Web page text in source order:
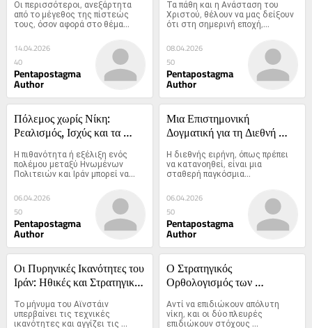
Οι περισσότεροι, ανεξάρτητα
από το μέγεθος της πίστεώς
τους, όσον αφορά στο θέμα...
14.04.2026
40
Pentapostagma
Author
Τα πάθη και η Ανάσταση του
Χριστού, θέλουν να μας δείξουν
ότι στη σημερινή εποχή,...
08.04.2026
50
Pentapostagma
Author
Πόλεμος χωρίς Νίκη:
Ρεαλισμός, Ισχύς και τα
Σύγκρουση Ηνωμένες
Πολιτείες – Ιράν
Η πιθανότητα ή εξέλιξη ενός
πολέμου μεταξύ Ηνωμένων
Πολιτειών και Ιράν μπορεί να...
06.04.2026
50
Pentapostagma
Author
Μια Επιστημονική
Δογματική για τη Διεθνή
Αστάθεια στην Παγκόσμια
Ασφάλεια της Πυρηνικής
Η διεθνής ειρήνη, όπως πρέπει
να κατανοηθεί, είναι μια
σταθερή παγκόσμια...
06.04.2026
50
Pentapostagma
Author
Οι Πυρηνικές Ικανότητες του
Ιράν: Ηθικές και Στρατηγικές
Παγκόσμια Ασφάλεια
Το μήνυμα του Αϊνστάιν
υπερβαίνει τις τεχνικές
ικανότητες και αγγίζει τις
Ο Στρατηγικός
Ορθολογισμός των
Ανάλυση Διεθνών Σχέσεων
Αντί να επιδιώκουν απόλυτη
νίκη, και οι δύο πλευρές
επιδιώκουν στόχους